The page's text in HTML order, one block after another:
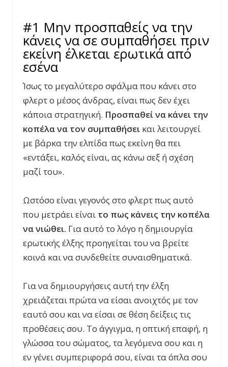
#1 Μην προσπαθείς να την
κάνεις να σε συμπαθήσει πριν
εκείνη έλκεται ερωτικά από
εσένα
Ίσως το μεγαλύτερο σφάλμα που κάνει στο
φλερτ ο μέσος άνδρας, είναι πως δεν έχει
κάποια στρατηγική. Προσπαθεί να κάνει την
κοπέλα να τον συμπαθήσει και λειτουργεί
με βάρκα την ελπίδα πως εκείνη θα πει
«εντάξει, καλός είναι, ας κάνω σεξ ή σχέση
μαζί του».
Ωστόσο είναι γεγονός στο φλερτ πως αυτό
που μετράει είναι το πως κάνεις την κοπέλα
να νιώθει. Για αυτό το λόγο η δημιουργία
ερωτικής έλξης προηγείται του να βρείτε
κοινά και να συνδεθείτε συναισθηματικά.
Για να δημιουργήσεις αυτή την έλξη
χρειάζεται πρώτα να είσαι ανοιχτός με τον
εαυτό σου και να είσαι σε θέση δείξεις τις
προθέσεις σου. Το άγγιγμα, η οπτική επαφή, η
γλώσσα του σώματος, τα λεγόμενα σου και η
εν γένει συμπεριφορά σου, είναι τα όπλα σου